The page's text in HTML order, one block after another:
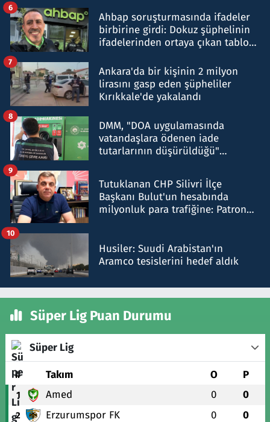
Ahbap soruşturmasında ifadeler
birbirine girdi: Dokuz şüphelinin
ifadelerinden ortaya çıkan tablo
6
Ankara'da bir kişinin 2 milyon
lirasını gasp eden şüpheliler
Kırıkkale'de yakalandı
7
DMM, "DOA uygulamasında
vatandaşlara ödenen iade
tutarlarının düşürüldüğü"
8
Tutuklanan CHP Silivri İlçe
Başkanı Bulut'un hesabında
milyonluk para trafiğine: Patron
9
Husiler: Suudi Arabistan'ın
Aramco tesislerini hedef aldık
10
Süper Lig Puan Durumu
Süper Lig
# Takım O P
1 Amed 0 0
2 Erzurumspor FK 0 0